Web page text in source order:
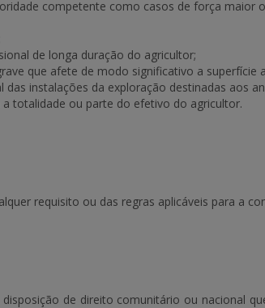
competente como casos de força maior
de longa duração do agricultor;
que afete de modo significativo a superfície
das instalações da exploração destinadas aos
a totalidade ou parte do efetivo do agricultor.
requisito ou das regras aplicáveis para a
de direito comunitário ou nacional